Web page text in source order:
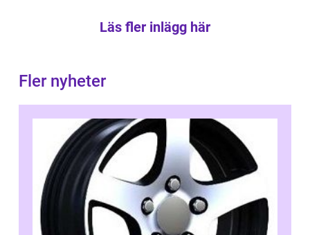
Läs fler inlägg här
Fler nyheter